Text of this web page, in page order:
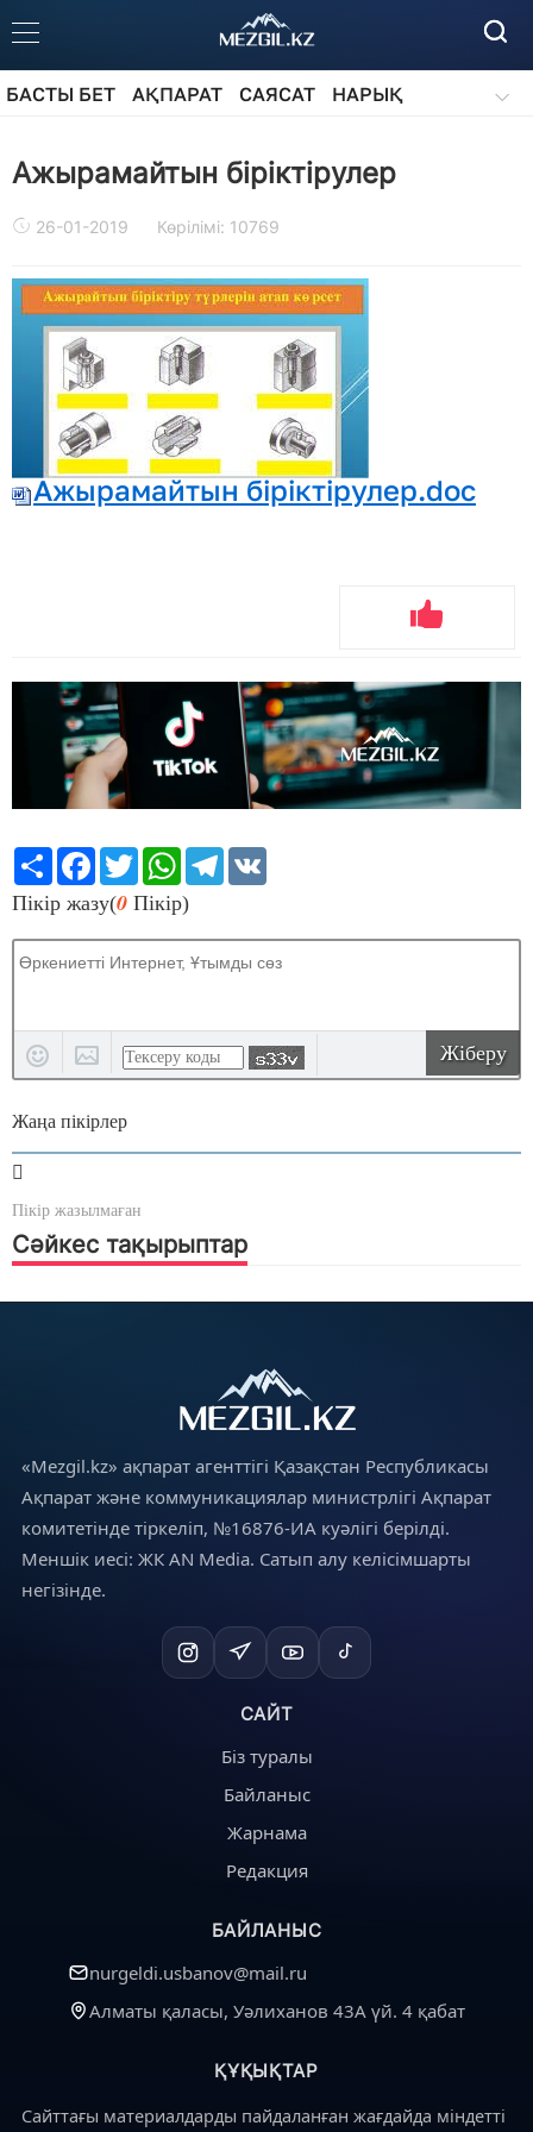
БАСТЫ БЕТ АҚПАРАТ САЯСАТ
НАРЫҚ
Ажырамайтын біріктірулер
26-01-2019 Көрілімі: 10769
Ажырамайтын біріктірулер.doc
Share Facebook
TwitterWhatsApp
Telegram
Пікір жазу(0 Пікір)
Жіберу
Жаңа пікірлер
Пікір жазылмаған
Сәйкес тақырыптар
«Mezgil.kz» ақпарат агенттігі Қазақстан Республикасы
Ақпарат және коммуникациялар министрлігі Ақпарат
комитетінде тіркеліп, №16876-ИА куәлігі берілді.
Меншік иесі: ЖК AN Media. Сатып алу келісімшарты
негізінде.
САЙТ
Біз туралы
Байланыс
Жарнама
Редакция
БАЙЛАНЫС
nurgeldi.usbanov@mail.ru
Алматы қаласы, Уәлиханов 43А үй. 4 қабат
ҚҰҚЫҚТАР
Сайттағы материалдарды пайдаланған жағдайда міндетті